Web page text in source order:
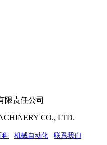
限责任公司
CO., LTD.
科 机械自动化 联系我们